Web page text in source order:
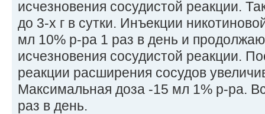
исчезновения сосудистой реакции.
до 3-х г в сутки. Инъекции
мл 10% р-ра 1 раз в день и
исчезновения сосудистой реакции.
реакции расширения сосудов
Максимальная доза -15 мл 1% р-ра.
раз в день.